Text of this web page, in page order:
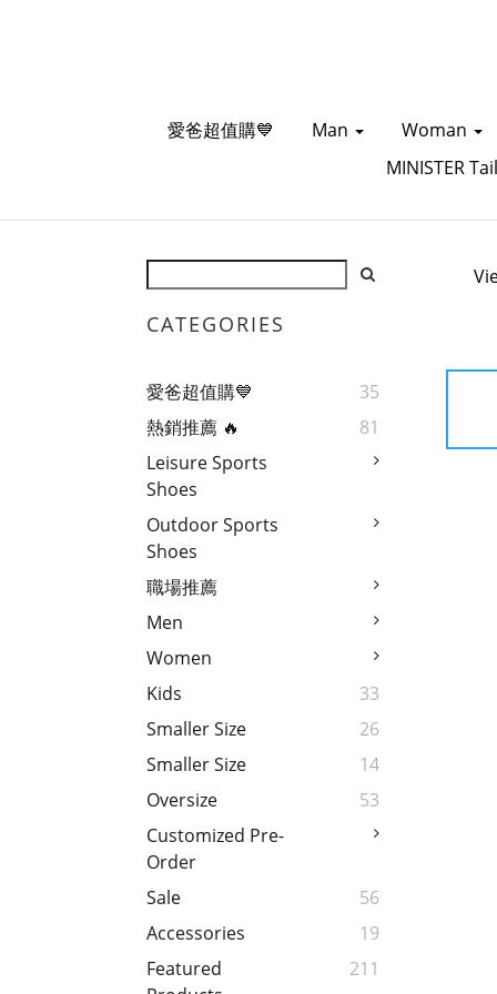
愛爸超值購💙 Man
Woman
MINISTER
CATEGORIES
愛爸超值購💙
35
熱銷推薦 🔥
81
Leisure Sports
Shoes
Outdoor Sports
Shoes
職場推薦
Men
Women
Kids
33
Smaller Size
26
Smaller Size
14
Oversize
53
Customized Pre-
Order
Sale
56
Accessories
19
Featured
211